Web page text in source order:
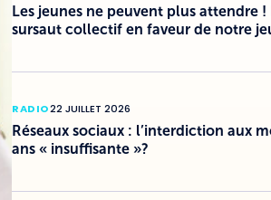
Les jeunes ne peuvent plus attendre !
sursaut collectif en faveur de notre
RADIO22 JUILLET 2026
Réseaux sociaux : l’interdiction aux
ans « insuffisante »?